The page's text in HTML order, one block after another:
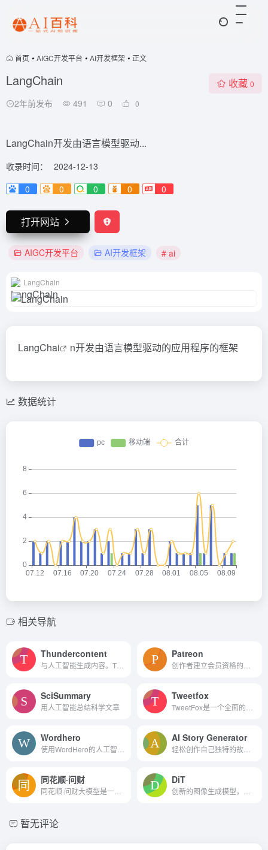
首页 • AIGC开发平台 • AI开发框架 • 正文
LangChain
2年前发布 491 0 0
收藏 0
LangChain开发由语言模型驱动...
收录时间：
2024-12-13
0
0 0 0 0
打开网站
AIGC开发平台 AI开发框架 # ai
LangChain
LangChai n开发由语言模型驱动的应用程序的框架
数据统计
相关导航
Thundercontent Patreon
SciSummary
用人工智能总结科学文章
Tweetfox
Wordhero AI Story Generator
同花顺·问财 DiT
暂无评论